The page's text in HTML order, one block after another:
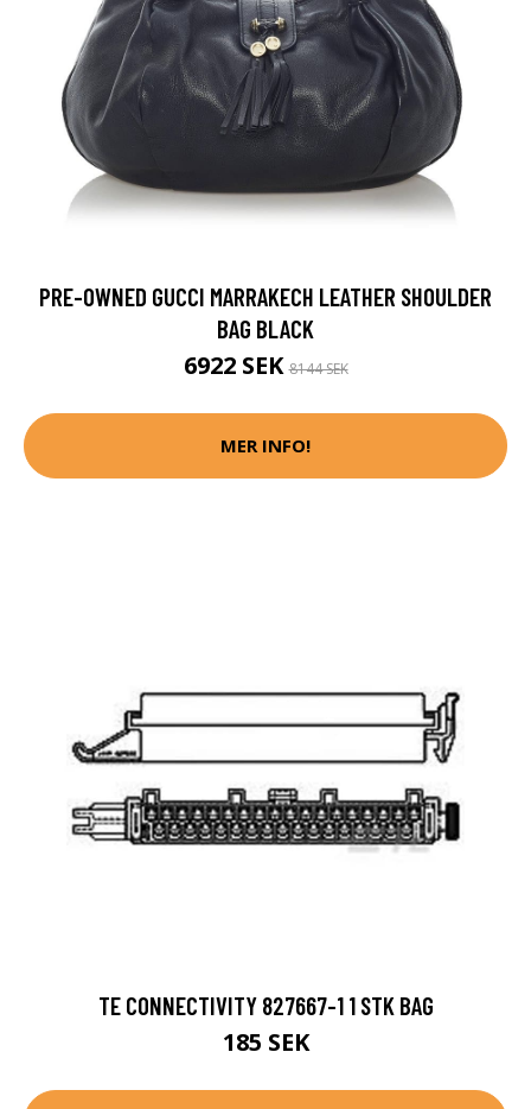
PRE-OWNED GUCCI MARRAKECH LEATHER SHOULDER
BAG BLACK
6922 SEK8144 SEK
MER INFO!
TE CONNECTIVITY 827667-1 1 STK BAG
185 SEK